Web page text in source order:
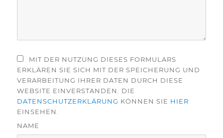
MIT DER NUTZUNG DIESES FORMULARS
ERKLÄREN SIE SICH MIT DER SPEICHERUNG UND
VERARBEITUNG IHRER DATEN DURCH DIESE
WEBSITE EINVERSTANDEN. DIE
DATENSCHUTZERKLÄRUNG KÖNNEN SIE HIER
EINSEHEN.
NAME